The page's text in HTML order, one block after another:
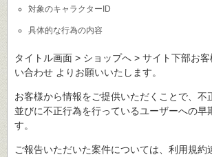
対象のキャラクターID
具体的な行為の内容
タイトル画面 > ショップへ > サイト下部お
い合わせ よりお願いいたします。
お客様から情報をご提供いただくことで、不
並びに不正行為を行っているユーザーへの早
す。
ご報告いただいた案件については、利用規約